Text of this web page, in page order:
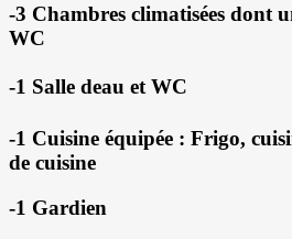
-3 Chambres climatisées dont
WC
-1 Salle deau et WC
-1 Cuisine équipée : Frigo,
de cuisine
-1 Gardien